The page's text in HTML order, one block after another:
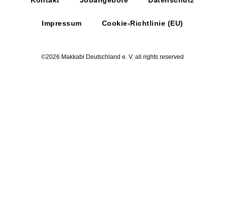
©2026 Makkabi Deutschland e. V. all rights reserved
Impressum Cookie-Richtlinie (EU)